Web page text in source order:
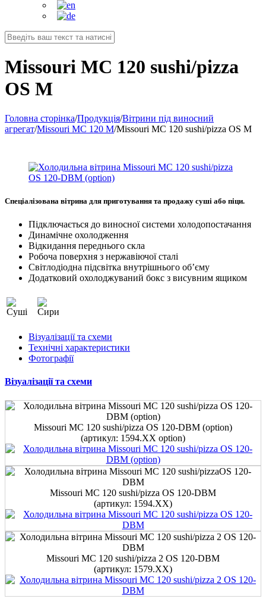
Missouri MC 120 sushi/pizza
OS M
Головна сторінка/Продукція/Вітрини під виносний
агрегат/Missouri MC 120 M/Missouri MC 120 sushi/pizza OS M
Спеціалізована вітрина для приготування та продажу суші або піци.
Підключається до виносної системи холодопостачання
Динамічне охолодження
Відкидання переднього скла
Робоча поверхня з нержавіючої сталі
Світлодіодна підсвітка внутрішнього об’єму
Додатковий охолоджуваний бокс з висувним ящиком
Візуалізації та схеми
Технічні характеристики
Фотографії
Візуалізації та схеми
Missouri MC 120 sushi/pizza OS 120-DBM (option)
(артикул: 1594.XX option)
Missouri MC 120 sushi/pizza OS 120-DBM
(артикул: 1594.XX)
Missouri MC 120 sushi/pizza 2 OS 120-DBM
(артикул: 1579.XX)